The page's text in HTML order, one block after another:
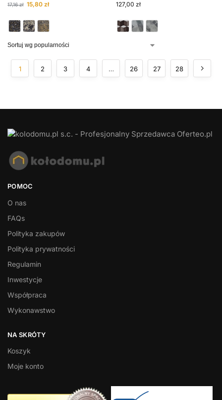
17,16zł 15,80 zł 127,00 zł
1 2 3 4 … 26 27 28
POMOC
O nas
FAQs
Polityka zakupów
Polityka prywatności
Regulamin
Inwestycje
Współpraca
Wykonawstwo
NA SKRÓTY
Koszyk
Moje konto